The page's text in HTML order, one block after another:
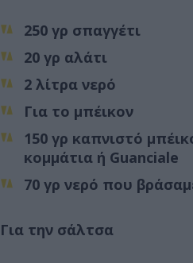
250 γρ σπαγγέτι
20 γρ αλάτι
2 λίτρα νερό
Για το μπέικον
150 γρ καπνιστό
κομμάτια ή Guanciale
70 γρ νερό που
Για την σάλτσα